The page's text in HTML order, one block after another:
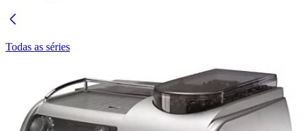
Todas as séries